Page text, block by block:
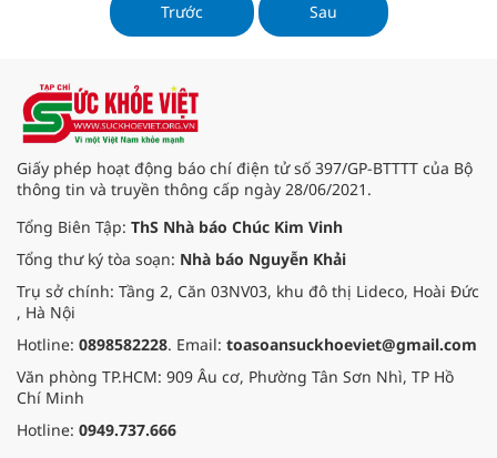
Hàng loạt sản phẩm serum, kem
dưỡng da, mặt nạ đều quảng bá
tiêu dùng?
Trước Sau
Giấy phép hoạt động báo chí điện tử số 397/GP-BTTTT của Bộ
thông tin và truyền thông cấp ngày 28/06/2021.
Tổng Biên Tập: ThS Nhà báo Chúc Kim Vinh
Tổng thư ký tòa soạn: Nhà báo Nguyễn Khải
Trụ sở chính: Tầng 2, Căn 03NV03, khu đô thị Lideco, Hoài Đức
, Hà Nội
Hotline: 0898582228. Email: toasoansuckhoeviet@gmail.com
Văn phòng TP.HCM: 909 Âu cơ, Phường Tân Sơn Nhì, TP Hồ
Chí Minh
Hotline: 0949.737.666